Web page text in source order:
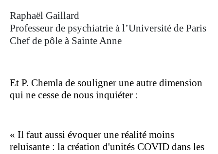
Raphaël Gaillard
Professeur de psychiatrie à l’Université de Paris
Chef de pôle à Sainte Anne
Et P. Chemla de souligner une autre dimension
qui ne cesse de nous inquiéter :
« Il faut aussi évoquer une réalité moins
reluisante : la création d'unités COVID dans les